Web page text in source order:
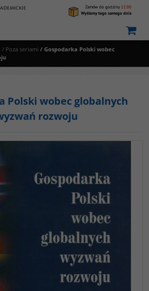
/ Poza seriami / Gospodarka Polski wobec
Polski wobec globalnych
rozwoju